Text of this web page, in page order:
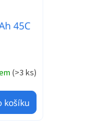
45C
(>3 ks)
košíku